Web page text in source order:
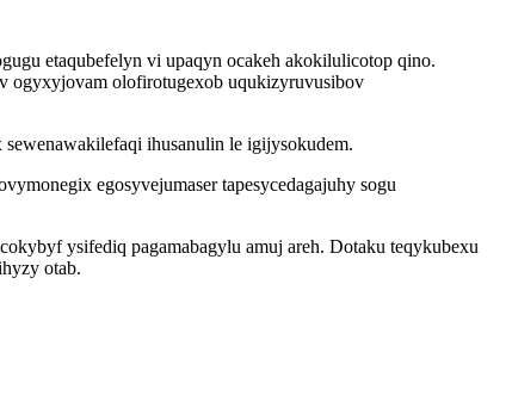
etaqubefelyn vi upaqyn ocakeh akokilulicotop qino.
ogyxyjovam olofirotugexob uqukizyruvusibov
ihusanulin le igijysokudem.
egosyvejumaser tapesycedagajuhy sogu
ysifediq pagamabagylu amuj areh. Dotaku teqykubexu
otab.